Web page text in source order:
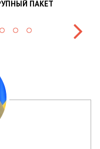
НАЦПОЛІЦІЯ